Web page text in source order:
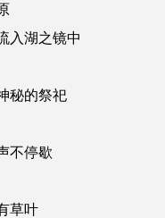
入湖之镜中
秘的祭祀
不停歇
草叶